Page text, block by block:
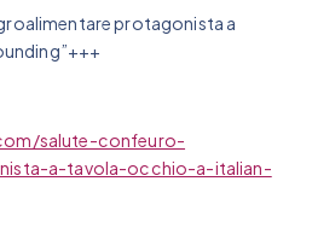
protagonista a
salute-confeuro-
a-tavola-occhio-a-italian-